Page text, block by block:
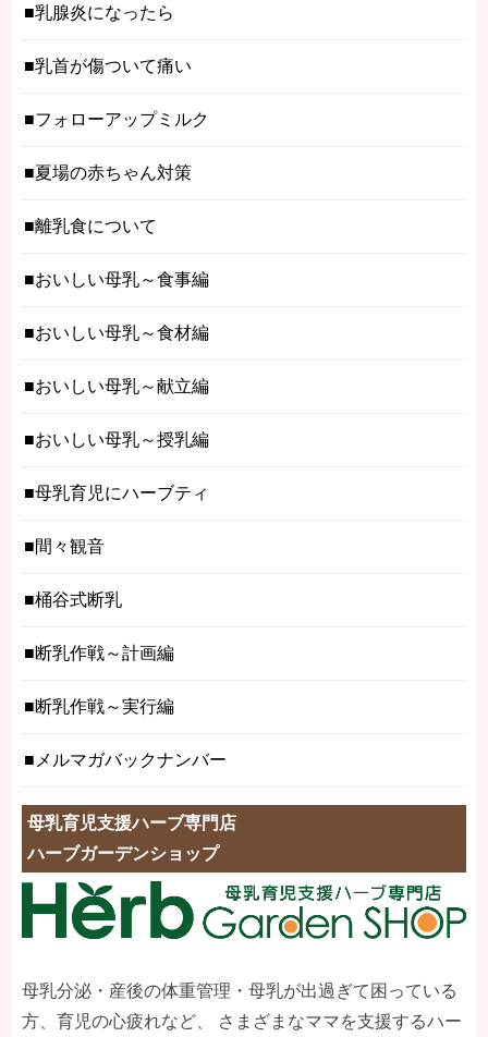
乳腺炎になったら
乳首が傷ついて痛い
フォローアップミルク
夏場の赤ちゃん対策
離乳食について
おいしい母乳～食事編
おいしい母乳～食材編
おいしい母乳～献立編
おいしい母乳～授乳編
母乳育児にハーブティ
間々観音
桶谷式断乳
断乳作戦～計画編
断乳作戦～実行編
メルマガバックナンバー
母乳育児支援ハーブ専門店
ハーブガーデンショップ
母乳分泌・産後の体重管理・母乳が出過ぎて困っている
方、育児の心疲れなど、 さまざまなママを支援するハー